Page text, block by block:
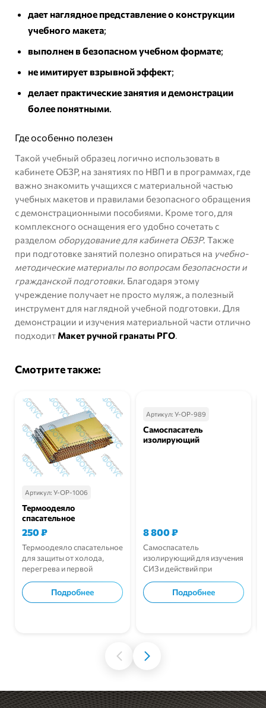
дает наглядное представление о конструкции
учебного макета;
выполнен в безопасном учебном формате;
не имитирует взрывной эффект;
делает практические занятия и демонстрации
более понятными.
Где особенно полезен
Такой учебный образец логично использовать в
кабинете ОБЗР, на занятиях по НВП и в программах, где
важно знакомить учащихся с материальной частью
учебных макетов и правилами безопасного обращения
с демонстрационными пособиями. Кроме того, для
комплексного оснащения его удобно сочетать с
разделом оборудование для кабинета ОБЗР. Также
при подготовке занятий полезно опираться на учебно-
методические материалы по вопросам безопасности и
гражданской подготовки. Благодаря этому
учреждение получает не просто муляж, а полезный
инструмент для наглядной учебной подготовки. Для
демонстрации и изучения материальной части отлично
подходит Макет ручной гранаты РГО.
Смотрите также:
Артикул: У-ОР-1006
Термоодеяло
спасательное
250₽
Термоодеяло спасательное
для защиты от холода,
перегрева и первой
Подробнее
Артикул: У-ОР-989
Самоспасатель
изолирующий
8 800₽
Самоспасатель
изолирующий для изучения
СИЗ и действий при
Подробнее